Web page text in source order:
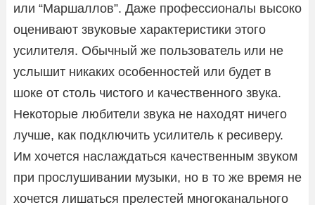
или “Маршаллов”. Даже профессионалы высоко
оценивают звуковые характеристики этого
усилителя. Обычный же пользователь или не
услышит никаких особенностей или будет в
шоке от столь чистого и качественного звука.
Некоторые любители звука не находят ничего
лучше, как подключить усилитель к ресиверу.
Им хочется наслаждаться качественным звуком
при прослушивании музыки, но в то же время не
хочется лишаться прелестей многоканального